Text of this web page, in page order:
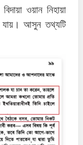
ওয়ান নিহায়া
যায়। আসুন তথ্যটি